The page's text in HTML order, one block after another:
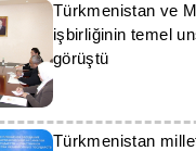
Türkmenistan ve
işbirliğinin temel
görüştü
Türkmenistan